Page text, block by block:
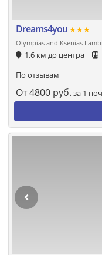
Dreams4you ★★★
Olympias and Ksenias
1.6 км до центра
По отзывам
От4800 руб. за 1